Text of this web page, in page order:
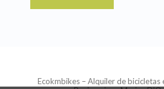
Ecokmbikes – Alquiler de bicicletas